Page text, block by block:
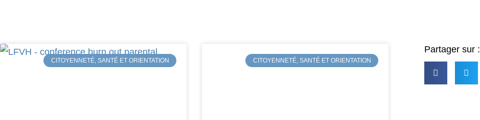
CITOYENNETÉ, SANTÉ ET ORIENTATION CITOYENNETÉ, SANTÉ ET ORIENTATION
Partager sur :